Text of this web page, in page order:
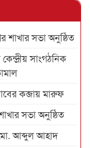
শাখার সভা অনুষ্ঠিত
সাংগঠনিক
কব্জায় মারুফ
সভা অনুষ্ঠিত
মো. আব্দুল আহাদ